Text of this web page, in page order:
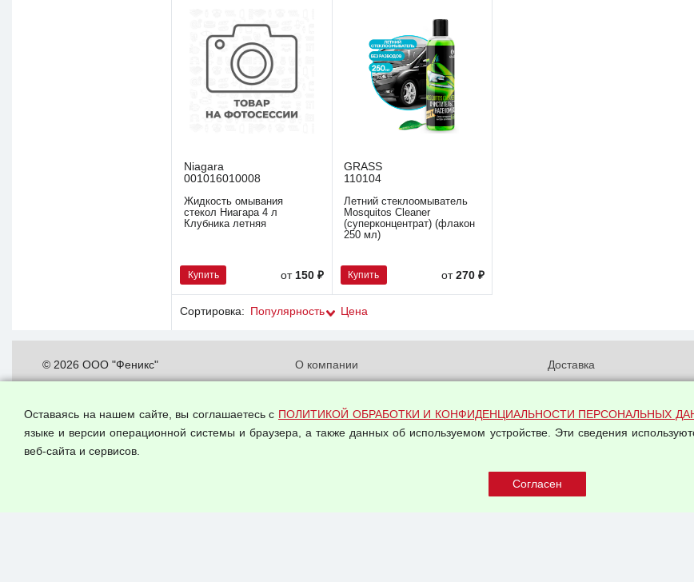
Niagara
001016010008
Жидкость омывания
стекол Ниагара 4 л
Клубника летняя
Купить от150 ₽
GRASS
110104
Летний стеклоомыватель
Mosquitos Cleaner
(суперконцентрат) (флакон
250 мл)
Купить от 270 ₽
Сортировка: Популярность Цена
© 2026 ООО "Феникс"
О компании
данных
Доставка
Оплата и возвраты
Арендодателям
Оставаясь на нашем сайте, вы соглашаетесь с ПОЛИТИКОЙ ОБРАБОТКИ И КОНФИДЕНЦИАЛЬНОСТИ ПЕРСОНАЛЬНЫХ
языке и версии операционной системы и браузера, а также данных об используемом устройстве. Эти сведения
веб-сайта и сервисов.